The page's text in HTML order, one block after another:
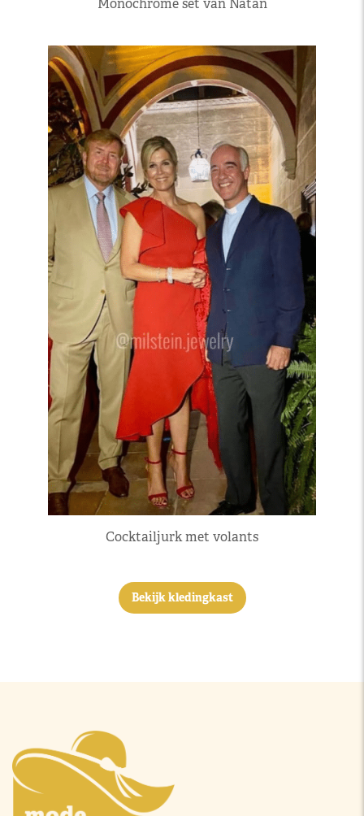
Monochrome set van Natan
Cocktailjurk met volants
Bekijk kledingkast